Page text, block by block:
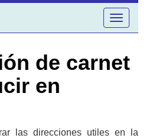
Toggle
navigation
de carnet
en
las direcciones utiles en la